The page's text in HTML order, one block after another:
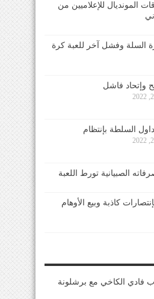
المونديال للإعلاميين من
السلة وفشل آخر للعبة كرة
وإتحاد فاشل
السلطة بإنتظام
الصبيانية تورط اللعبة
كاذبة وبيع الأوهام
فادي الكاخي مع برشلونة